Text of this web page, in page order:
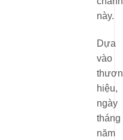
này.
Dựa
vào
hiệu,
ngày
tháng
năm